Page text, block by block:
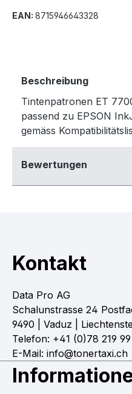
EAN: 8715946643328
Beschreibung
Tintenpatronen ET
passend zu EPSON
gemäss
Bewertungen
Kontakt
Data Pro AG
Schalunstrasse 24
9490 | Vaduz |
Telefon: +41 (0)78 219
E-Mail: info@tonertaxi.ch